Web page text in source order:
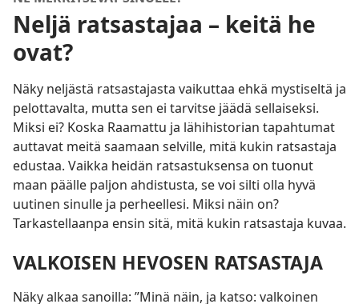
Neljä ratsastajaa – keitä he
ovat?
Näky neljästä ratsastajasta vaikuttaa ehkä mystiseltä ja
pelottavalta, mutta sen ei tarvitse jäädä sellaiseksi.
Miksi ei? Koska Raamattu ja lähihistorian tapahtumat
auttavat meitä saamaan selville, mitä kukin ratsastaja
edustaa. Vaikka heidän ratsastuksensa on tuonut
maan päälle paljon ahdistusta, se voi silti olla hyvä
uutinen sinulle ja perheellesi. Miksi näin on?
Tarkastellaanpa ensin sitä, mitä kukin ratsastaja kuvaa.
VALKOISEN HEVOSEN RATSASTAJA
Näky alkaa sanoilla: ”Minä näin, ja katso: valkoinen